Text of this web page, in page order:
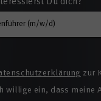
Du dich?
zur
willige ein, dass meine